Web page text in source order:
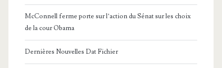
McConnell ferme porte sur l’action du Sénat sur les choix
de la cour Obama
Dernières Nouvelles Dat Fichier